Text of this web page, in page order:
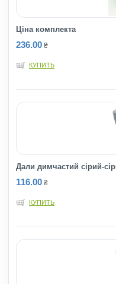
Ціна комплекта
236.00 ₴
КУПИТЬ
Дали димчастий сірий-
116.00 ₴
КУПИТЬ